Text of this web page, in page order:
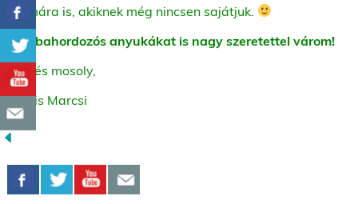
számára is, akiknek még nincsen sajátjuk.
A babahordozós anyukákat is nagy szeretettel várom!
Üdv és mosoly,
Kocsis Marcsi